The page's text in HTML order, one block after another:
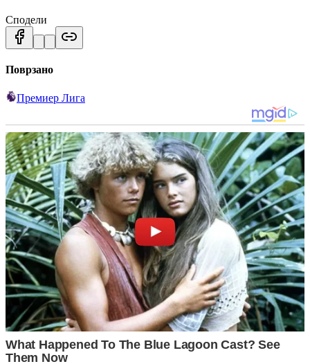
Сподели
Поврзано
Премиер Лига